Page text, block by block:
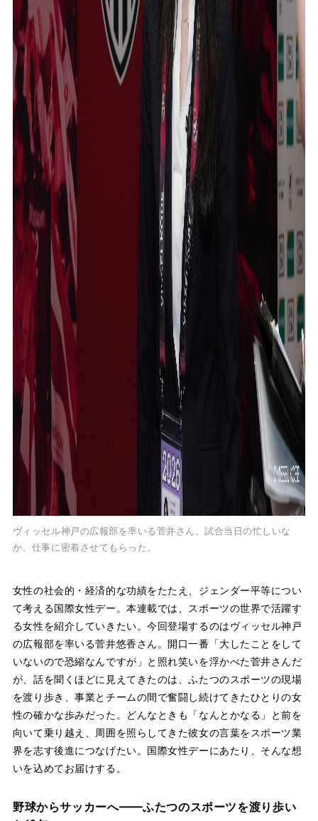
ヴィッセル神戸の広報部を率いる菅井さん。試合当日の忙しいな
か、仕事に密着させてもらった。
女性の社会的・経済的な功績をたたえ、ジェンダー平等につい
て考える国際女性デー。本連載では、スポーツの世界で活躍す
る女性を紹介していきたい。今回登場するのはヴィッセル神戸
の広報部を率いる菅井悠香さん。開口一番「大したことをして
いないので恐縮なんですが」と照れ笑いを浮かべた菅井さんだ
が、話を聞くほどに見えてきたのは、ふたつのスポーツの現場
を渡り歩き、事業とチームの間で奮闘し続けてきたひとりの女
性の確かな歩みだった。どんなときも「なんとかなる」と前を
向いて乗り越え、周囲を照らしてきた彼女の言葉をスポーツ業
界を志す後進につなげたい。国際女性デーにあたり、そんな想
いを込めてお届けする。
野球からサッカーへ——ふたつのスポーツを渡り歩い